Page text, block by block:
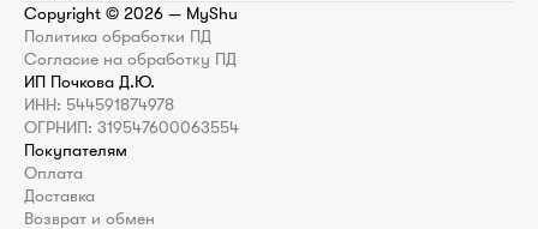
Copyright © 2026 — MyShu
Политика обработки ПД
Согласие на обработку ПД
ИП Почкова Д.Ю.
ИНН: 544591874978
ОГРНИП: 319547600063554
Покупателям
Оплата
Доставка
Возврат и обмен